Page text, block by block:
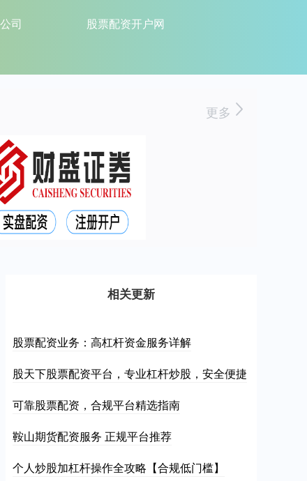
司 股票配资开户网
更多
相关更新
股票配资业务：高杠杆资金服务详解
股天下股票配资平台，专业杠杆炒股，安全便捷
可靠股票配资，合规平台精选指南
鞍山期货配资服务 正规平台推荐
个人炒股加杠杆操作全攻略【合规低门槛】